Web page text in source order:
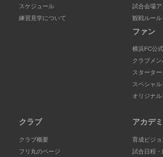
スケジュール
練習見学について
試合会場ア
観戦ルール
ファン
横浜FC公
クラブメン
スタータ
スペシャ
オリジナ
クラブ
クラブ概要
フリ丸のページ
アカデ
育成ビジョ
試合日程・